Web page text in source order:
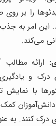
را بر
این امر به
می‌کند.
ارائه
و یادگیری
با نمایش
درک کنند. به